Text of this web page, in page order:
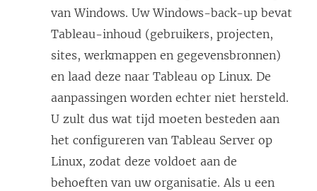
van Windows. Uw Windows-back-up bevat
Tableau-inhoud (gebruikers, projecten,
sites, werkmappen en gegevensbronnen)
en laad deze naar Tableau op Linux. De
aanpassingen worden echter niet hersteld.
U zult dus wat tijd moeten besteden aan
het configureren van Tableau Server op
Linux, zodat deze voldoet aan de
behoeften van uw organisatie. Als u een